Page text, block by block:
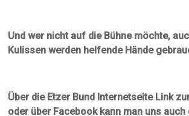
Und wer nicht auf die Bühne möchte,
Kulissen werden helfende Hände
Über die Etzer Bund Internetseite Link
oder über Facebook kann man uns